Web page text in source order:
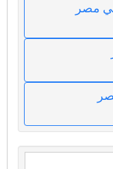
مصر